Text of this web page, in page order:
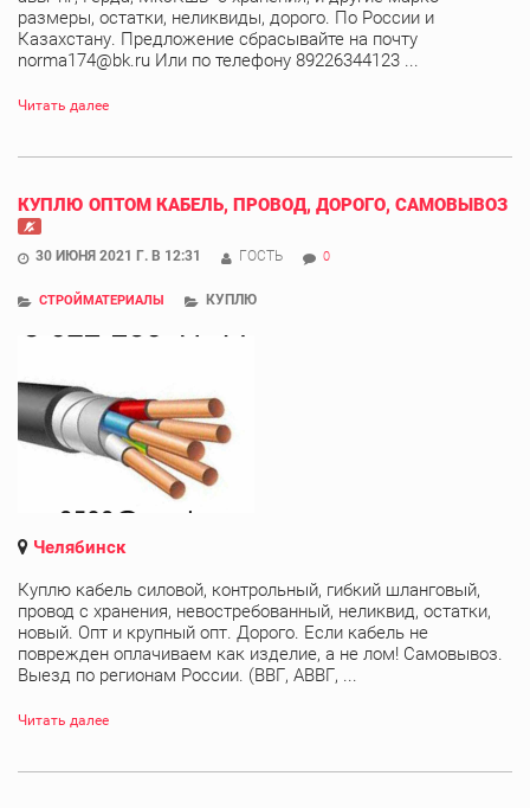
размеры, остатки, неликвиды, дорого. По России и
Казахстану. Предложение сбрасывайте на почту
norma174@bk.ru Или по телефону 89226344123 ...
Читать далее
КУПЛЮ ОПТОМ КАБЕЛЬ, ПРОВОД, ДОРОГО, САМОВЫВОЗ
30 ИЮНЯ 2021 Г. В 12:31 ГОСТЬ 0
СТРОЙМАТЕРИАЛЫ КУПЛЮ
Челябинск
Куплю кабель силовой, контрольный, гибкий шланговый,
провод с хранения, невостребованный, неликвид, остатки,
новый. Опт и крупный опт. Дорого. Если кабель не
поврежден оплачиваем как изделие, а не лом! Самовывоз.
Выезд по регионам России. (ВВГ, АВВГ, ...
Читать далее